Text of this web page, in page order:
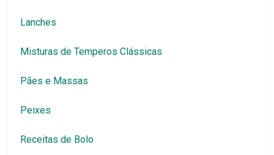
Lanches
Misturas de Temperos Clássicas
Pães e Massas
Peixes
Receitas de Bolo